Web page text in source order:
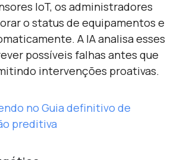
IoT, os administradores
o status de equipamentos e
A IA analisa esses
possíveis falhas antes que
intervenções proativas.
no Guia definitivo de
preditiva